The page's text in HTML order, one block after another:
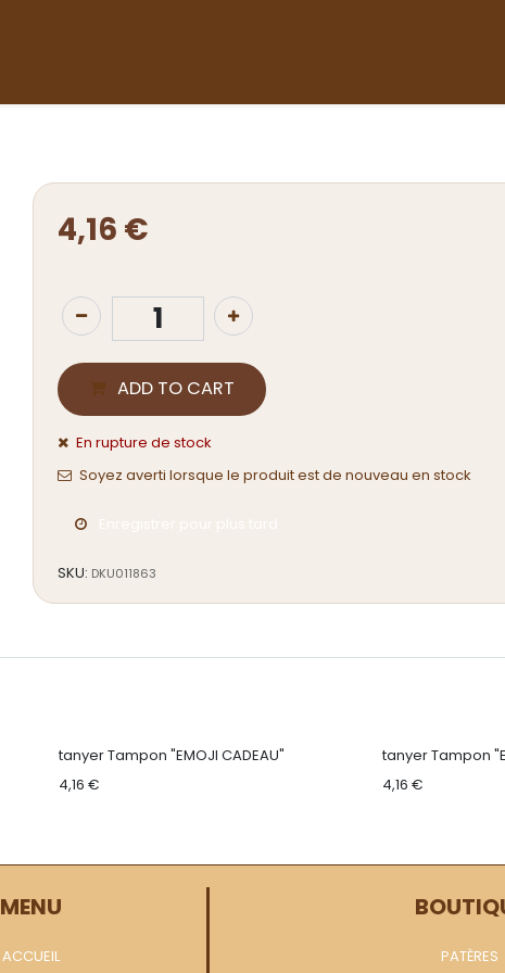
4,16 €
ADD TO CART
En rupture de stock
Soyez averti lorsque le produit est de nouveau en stock
SKU: DKU011863
tanyer Tampon "EMOJI CADEAU"
4,16 €
tanyer Tampon
4,16 €
MENU
ACCUEIL PATÈRES